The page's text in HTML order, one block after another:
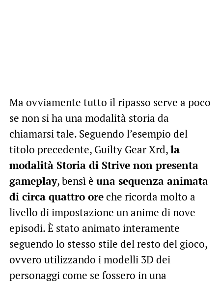
Ma ovviamente tutto il ripasso serve a poco
se non si ha una modalità storia da
chiamarsi tale. Seguendo l’esempio del
titolo precedente, Guilty Gear Xrd,la
modalità Storia di Strive non presenta
gameplay, bensì è una sequenza animata
di circa quattro oreche ricorda molto a
livello di impostazione un anime di nove
episodi. È stato animato interamente
seguendo lo stesso stile del resto del gioco,
ovvero utilizzando i modelli 3D dei
personaggi come se fossero in una